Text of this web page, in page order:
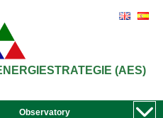
(AES)
Observatory